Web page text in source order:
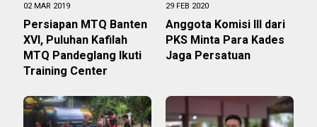
02 MAR 2019
Persiapan MTQ Banten
XVI, Puluhan Kafilah
MTQ Pandeglang Ikuti
Training Center
29 FEB 2020
Anggota Komisi III dari
PKS Minta Para Kades
Jaga Persatuan